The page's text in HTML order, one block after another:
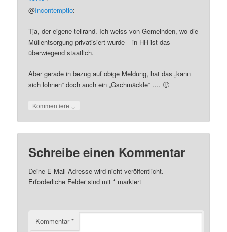
@Incontemptio:
Tja, der eigene tellrand. Ich weiss von Gemeinden, wo die
Müllentsorgung privatisiert wurde – in HH ist das
überwiegend staatlich.
Aber gerade in bezug auf obige Meldung, hat das „kann
sich lohnen“ doch auch ein „Gschmäckle“ …. 🙂
Kommentiere ↓
Schreibe einen Kommentar
Deine E-Mail-Adresse wird nicht veröffentlicht.
Erforderliche Felder sind mit* markiert
Kommentar*